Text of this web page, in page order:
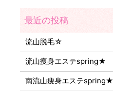
流山脱毛☆
流山痩身エステspring★
南流山痩身エステspring★